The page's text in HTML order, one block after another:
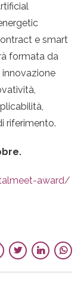
e smart
formata da
riferimento.
award/